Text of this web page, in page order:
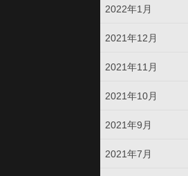
2022年1月
2021年12月
2021年11月
2021年10月
2021年9月
2021年7月